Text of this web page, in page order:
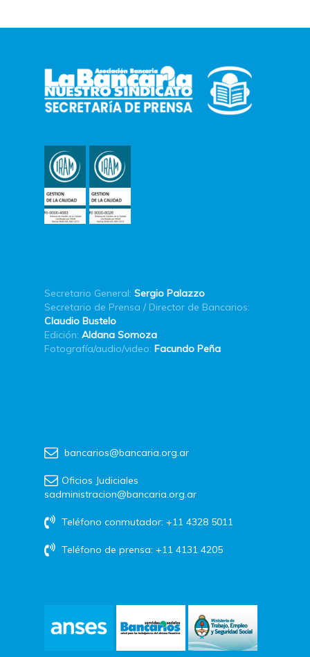
Secretario General: Sergio Palazzo
Secretario de Prensa / Director de Bancarios:
Claudio Bustelo
Edición: Aldana Somoza
Fotografía/audio/video: Facundo Peña
bancarios@bancaria.org.ar
Oficios Judiciales
sadministracion@bancaria.org.ar
Teléfono conmutador: +11 4328 5011
Teléfono de prensa: +11 4131 4205